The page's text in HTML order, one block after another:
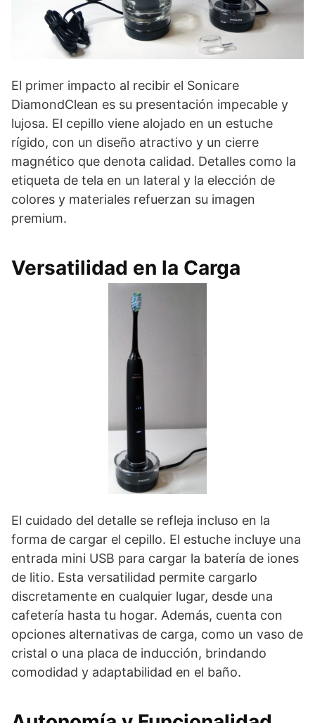
El primer impacto al recibir el Sonicare
DiamondClean es su presentación impecable y
lujosa. El cepillo viene alojado en un estuche
rígido, con un diseño atractivo y un cierre
magnético que denota calidad. Detalles como la
etiqueta de tela en un lateral y la elección de
colores y materiales refuerzan su imagen
premium.
Versatilidad en la Carga
El cuidado del detalle se refleja incluso en la
forma de cargar el cepillo. El estuche incluye una
entrada mini USB para cargar la batería de iones
de litio. Esta versatilidad permite cargarlo
discretamente en cualquier lugar, desde una
cafetería hasta tu hogar. Además, cuenta con
opciones alternativas de carga, como un vaso de
cristal o una placa de inducción, brindando
comodidad y adaptabilidad en el baño.